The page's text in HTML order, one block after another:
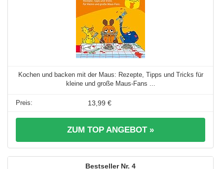
Kochen und backen mit der Maus: Rezepte, Tipps und Tricks für
kleine und große Maus-Fans ...
13,99 €
ZUM TOP ANGEBOT »
4